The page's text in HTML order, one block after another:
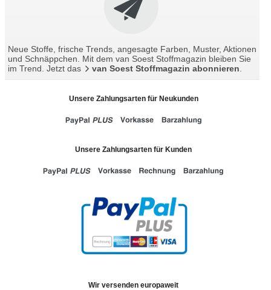
Neue Stoffe, frische Trends, angesagte Farben, Muster, Aktionen
und Schnäppchen. Mit dem van Soest Stoffmagazin bleiben Sie
im Trend. Jetzt das
van Soest Stoffmagazin abonnieren.
Unsere Zahlungsarten für Neukunden
Unsere Zahlungsarten für Kunden
Wir versenden europaweit